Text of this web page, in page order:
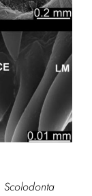
Scolodonta